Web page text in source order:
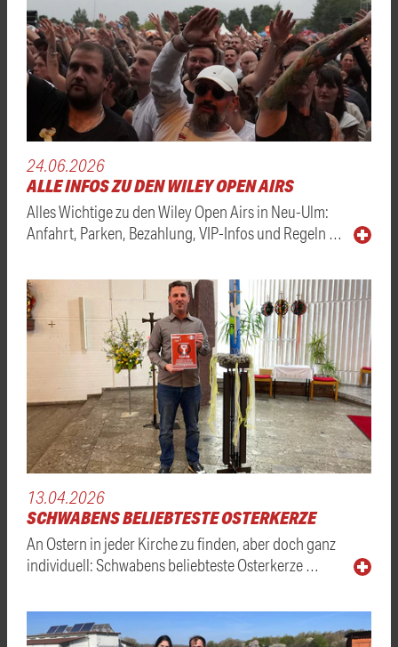
24.06.2026
ALLE INFOS ZU DEN WILEY OPEN AIRS
Alles Wichtige zu den Wiley Open Airs in Neu-Ulm:
Anfahrt, Parken, Bezahlung, VIP-Infos und Regeln …
13.04.2026
SCHWABENS BELIEBTESTE OSTERKERZE
An Ostern in jeder Kirche zu finden, aber doch ganz
individuell: Schwabens beliebteste Osterkerze …